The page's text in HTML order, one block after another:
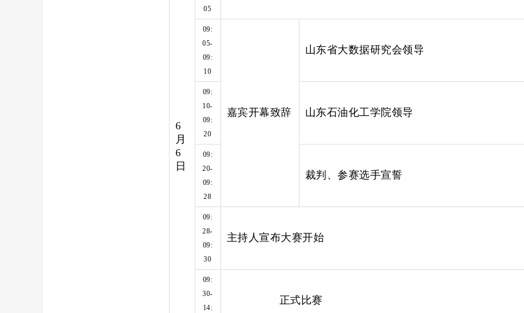
6
月
6
日
05
09:
05-
09:
10
嘉宾开幕致辞
山东省大数据研究会领导
09:
10-
09:
20
山东石油化工学院领导
09:
20-
09:
28
裁判、参赛选手宣誓
09:
28-
09:
30
主持人宣布大赛开始
09:
30-
14:
正式比赛